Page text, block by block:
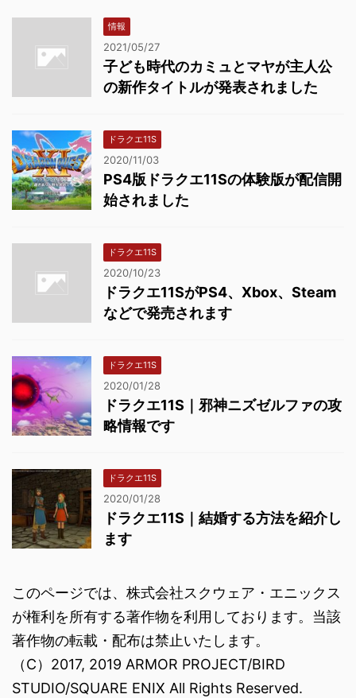
情報
2021/05/27
子ども時代のカミュとマヤが主人公
の新作タイトルが発表されました
ドラクエ11S
2020/11/03
PS4版ドラクエ11Sの体験版が配信開
始されました
ドラクエ11S
2020/10/23
ドラクエ11SがPS4、Xbox、Steam
などで発売されます
ドラクエ11S
2020/01/28
ドラクエ11S｜邪神ニズゼルファの攻
略情報です
ドラクエ11S
2020/01/28
ドラクエ11S｜結婚する方法を紹介し
ます
このページでは、株式会社スクウェア・エニックス
が権利を所有する著作物を利用しております。当該
著作物の転載・配布は禁止いたします。
（C）2017, 2019 ARMOR PROJECT/BIRD
STUDIO/SQUARE ENIX All Rights Reserved.